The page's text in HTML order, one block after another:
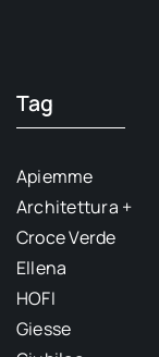
Tag
Apiemme
Architettura +
Croce Verde
Ellena
HOFI
Giesse